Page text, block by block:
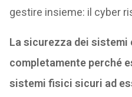
gestire insieme: il cyber
La sicurezza dei
completamente perché
sistemi fisici sicuri ad